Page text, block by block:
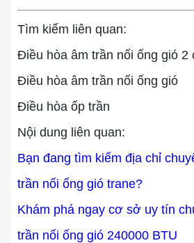
Tìm kiếm liên quan:
Điều hòa âm trần nối ống gió 2
Điều hòa âm trần nối ống gió
Điều hòa ốp trần
Nội dung liên quan:
Bạn đang tìm kiếm địa chỉ
trần nối ống gió trane?
Khám phá ngay cơ sở uy tín
trần nối ống gió 240000 BTU